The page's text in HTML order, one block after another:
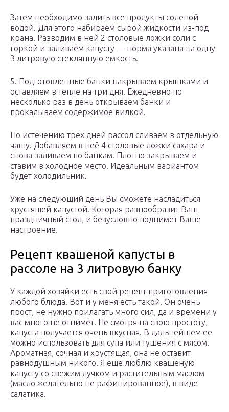
Затем необходимо залить все продукты соленой
водой. Для этого набираем сырой жидкости из-под
крана. Разводим в ней 2 столовые ложки соли с
горкой и заливаем капусту — норма указана на одну
3 литровую стеклянную емкость.
5. Подготовленные банки накрываем крышками и
оставляем в тепле на три дня. Ежедневно по
несколько раз в день открываем банки и
прокалываем содержимое вилкой.
По истечению трех дней рассол сливаем в отдельную
чашу. Добавляем в неё 4 столовые ложки сахара и
снова заливаем по банкам. Плотно закрываем и
ставим в холодное место. Идеальным вариантом
будет холодильник.
Уже на следующий день Вы сможете насладиться
хрустящей капустой. Которая разнообразит Ваш
праздничный стол, и безусловно поднимет Ваше
настроение.
Рецепт квашеной капусты в
рассоле на 3 литровую банку
У каждой хозяйки есть свой рецепт приготовления
любого блюда. Вот и у меня есть такой. Он очень
прост, не нужно прилагать много сил, да и времени у
вас много не отнимет. Не смотря на свою простоту,
капуста получается очень вкусная. В дальнейшем ее
можно использовать для супа или тушения с мясом.
Ароматная, сочная и хрустящая, она не оставит
равнодушным никого. Я еще люблю квашеную
капусту со свежим лучком и растительным маслом
(масло желательно не рафинированное), в виде
салатика.